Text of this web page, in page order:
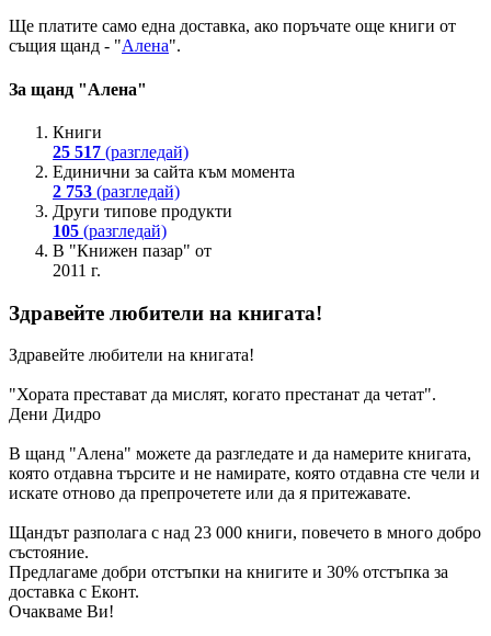
Ще платите само една доставка, ако поръчате още книги от
същия щанд - "Алена".
За щанд "Алена"
Книги
25 517 (разгледай)
Единични за сайта към момента
2 753 (разгледай)
Други типове продукти
105 (разгледай)
В "Книжен пазар" от
2011 г.
Здравейте любители на книгата!
Здравейте любители на книгата!
"Хората престават да мислят, когато престанат да четат".
Дени Дидро
В щанд "Алена" можете да разгледате и да намерите книгата,
която отдавна търсите и не намирате, която отдавна сте чели и
искате отново да препрочетете или да я притежавате.
Щандът разполага с над 23 000 книги, повечето в много добро
състояние.
Предлагаме добри отстъпки на книгите и 30% отстъпка за
доставка с Еконт.
Очакваме Ви!